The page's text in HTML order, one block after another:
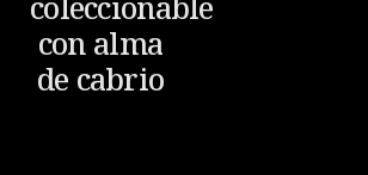
con alma
de cabrio